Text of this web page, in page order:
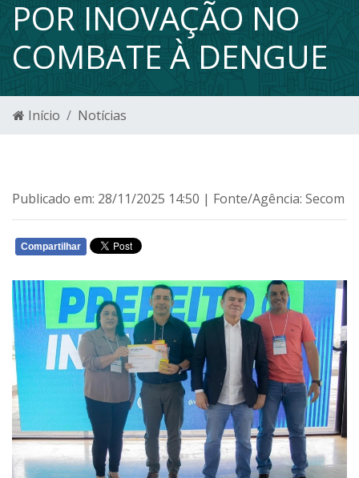
POR INOVAÇÃO NO
COMBATE À DENGUE
Início Notícias
Publicado em: 28/11/2025 14:50 | Fonte/Agência: Secom
Compartilhar